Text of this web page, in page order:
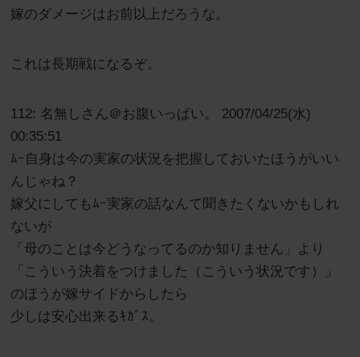
嫁のダメージはお前以上だろうな。
これは長期戦になるぞ。
112: 名無しさん＠お腹いっぱい。 2007/04/25(水)
00:35:51
ﾑｰ自身は今の実家の状況を把握しておいたほうがいい
んじゃね？
嫁父にしてもﾑｰ実家の話なんて聞きたくないかもしれ
ないが
「母のことは今どうなってるのか知りません」より
「こういう決着をつけました（こういう状況です）」
のほうが嫁サイドからしたら
少しは安心出来るｷｶﾞｽ。